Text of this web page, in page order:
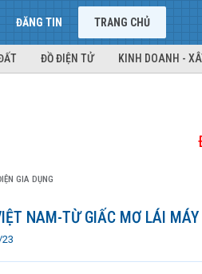
ĐĂNG TIN TRANG CHỦ
ĐỒ ĐIỆN TỬ KINH DOANH -
GIA DỤNG
NAM-TỪ GIẤC MƠ LÁI MÁY